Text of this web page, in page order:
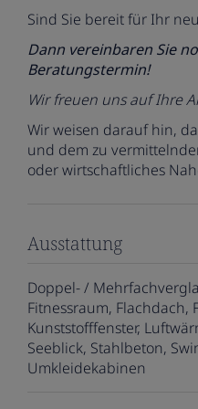
Sind Sie bereit für Ihr
Dann vereinbaren Sie
Beratungstermin!
Wir freuen uns auf Ihre
Wir weisen darauf hin,
und dem zu
oder wirtschaftliches
Ausstattung
Doppel- /
Fitnessraum Flachdach
Kunststofffenster
Seeblick Stahlbeton
Umkleidekabinen